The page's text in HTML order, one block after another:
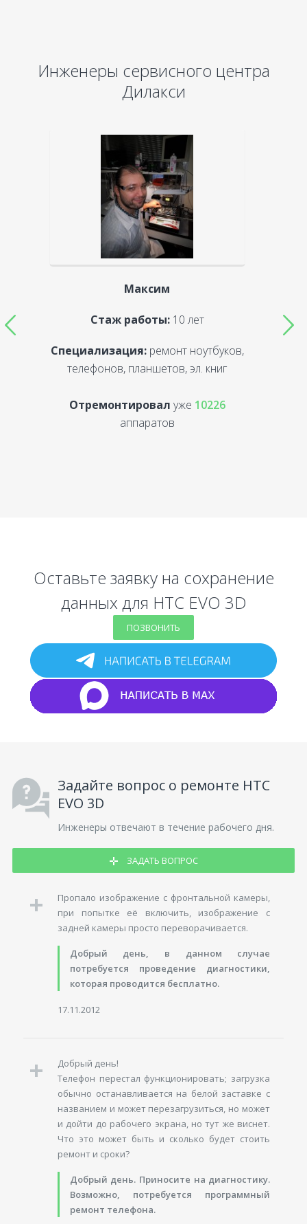
Инженеры сервисного центра
Дилакси
Максим
Стаж работы:10 лет
Специализация:ремонт ноутбуков,
телефонов, планшетов, эл. книг
Отремонтировал уже 10226
аппаратов
Оставьте заявку на сохранение
данных для HTC EVO 3D
ПОЗВОНИТЬ
Задайте вопрос о ремонте HTC
EVO 3D
Инженеры отвечают в течение рабочего дня.
ЗАДАТЬ ВОПРОС
Пропало изображение с фронтальной камеры,
при попытке её включить, изображение с
задней камеры просто переворачивается.
Добрый день, в данном случае
потребуется проведение диагностики,
которая проводится бесплатно.
17.11.2012
Добрый день!
Телефон перестал функционировать; загрузка
обычно останавливается на белой заставке с
названием и может перезагрузиться, но может
и дойти до рабочего экрана, но тут же виснет.
Что это может быть и сколько будет стоить
ремонт и сроки?
Добрый день. Приносите на диагностику.
Возможно, потребуется программный
ремонт телефона.